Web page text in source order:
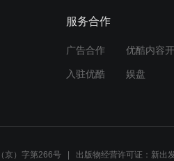
服务合作
广告合作 优酷内容
入驻优酷 娱盘
京）字第266号 出版物经营许可证：新出